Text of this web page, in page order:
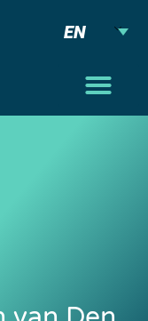
EN